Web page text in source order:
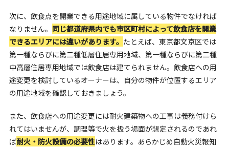
次に、飲食点を開業できる用途地域に属している物件でなければ
なりません。 同じ都道府県内でも市区町村によって飲食店を開業
できるエリアには違いがあります。 たとえば、東京都文京区では
第一種ならびに第二種低層住居専用地域、第一種ならびに第二種
中高層住居専用地域では飲食店は建てられません。飲食店への用
途変更を検討しているオーナーは、自分の物件が位置するエリア
の用途地域を確認しておきましょう。
また、飲食店への用途変更には耐火建築物への工事は義務付けら
れてはいませんが、調理等で火を扱う場面が想定されるのであれ
ば耐火・防火設備の必要性はあります。あらかじめ自動火災報知